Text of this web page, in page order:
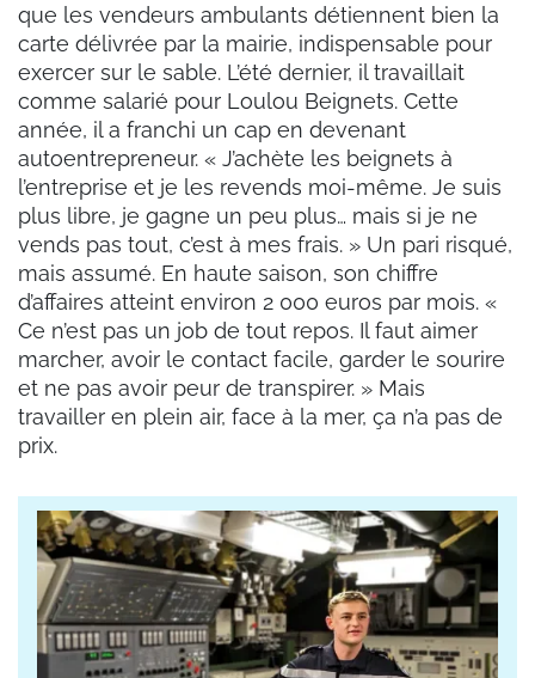
que les vendeurs ambulants détiennent bien la
carte délivrée par la mairie, indispensable pour
exercer sur le sable. L’été dernier, il travaillait
comme salarié pour Loulou Beignets. Cette
année, il a franchi un cap en devenant
autoentrepreneur. « J’achète les beignets à
l’entreprise et je les revends moi-même. Je suis
plus libre, je gagne un peu plus… mais si je ne
vends pas tout, c’est à mes frais. » Un pari risqué,
mais assumé. En haute saison, son chiffre
d’affaires atteint environ 2 000 euros par mois. «
Ce n’est pas un job de tout repos. Il faut aimer
marcher, avoir le contact facile, garder le sourire
et ne pas avoir peur de transpirer. » Mais
travailler en plein air, face à la mer, ça n’a pas de
prix.